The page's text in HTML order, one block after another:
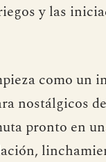
y las
como un
nostálgicos
pronto en